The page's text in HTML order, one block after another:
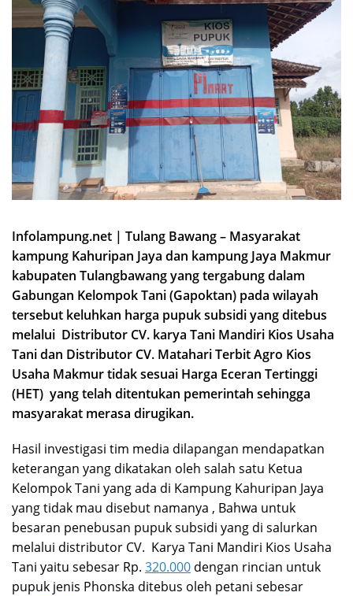
Infolampung.net | Tulang Bawang – Masyarakat
kampung Kahuripan Jaya dan kampung Jaya Makmur
kabupaten Tulangbawang yang tergabung dalam
Gabungan Kelompok Tani (Gapoktan) pada wilayah
tersebut keluhkan harga pupuk subsidi yang ditebus
melalui Distributor CV. karya Tani Mandiri Kios Usaha
Tani dan Distributor CV. Matahari Terbit Agro Kios
Usaha Makmur tidak sesuai Harga Eceran Tertinggi
(HET) yang telah ditentukan pemerintah sehingga
masyarakat merasa dirugikan.
Hasil investigasi tim media dilapangan mendapatkan
keterangan yang dikatakan oleh salah satu Ketua
Kelompok Tani yang ada di Kampung Kahuripan Jaya
yang tidak mau disebut namanya , Bahwa untuk
besaran penebusan pupuk subsidi yang di salurkan
melalui distributor CV. Karya Tani Mandiri Kios Usaha
Tani yaitu sebesar Rp. 320.000 dengan rincian untuk
pupuk jenis Phonska ditebus oleh petani sebesar